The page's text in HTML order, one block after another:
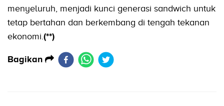
menyeluruh, menjadi kunci generasi sandwich untuk
tetap bertahan dan berkembang di tengah tekanan
ekonomi. (**)
Bagikan